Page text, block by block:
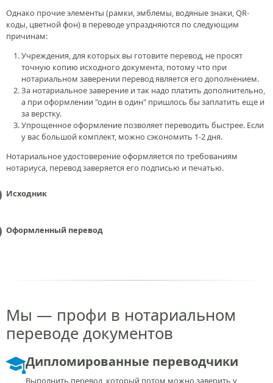
Однако прочие элементы (рамки, эмблемы, водяные знаки, QR-
коды, цветной фон) в переводе упраздняются по следующим
причинам:
Учреждения, для которых вы готовите перевод, не просят
точную копию исходного документа, потому что при
нотариальном заверении перевод является его дополнением.
За нотариальное заверение и так надо платить дополнительно,
а при оформлении "один в один" пришлось бы заплатить еще и
за верстку.
Упрощенное оформление позволяет переводить быстрее. Если
у вас большой комплект, можно сэкономить 1-2 дня.
Нотариальное удостоверение оформляется по требованиям
нотариуса, перевод заверяется его подписью и печатью.
Исходник
Оформленный перевод